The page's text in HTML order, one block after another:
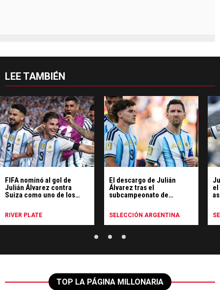
LEE TAMBIÉN
FIFA nominó al gol de
Julián Álvarez contra
Suiza como uno de los
RIVER PLATE
El descargo de Julián
Álvarez tras el
subcampeonato de
SELECCIÓN ARGENTINA
el
TOP LA PÁGINA MILLONARIA